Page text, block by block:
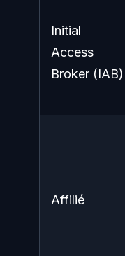
Initial
Access
Broker (IAB)
Affilié